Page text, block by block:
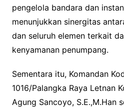
pengelola bandara dan
menunjukkan sinergitas
dan seluruh elemen terkait
kenyamanan penumpang.
Sementara itu, Komandan
1016/Palangka Raya Letnan
Agung Sancoyo, S.E.,M.Han